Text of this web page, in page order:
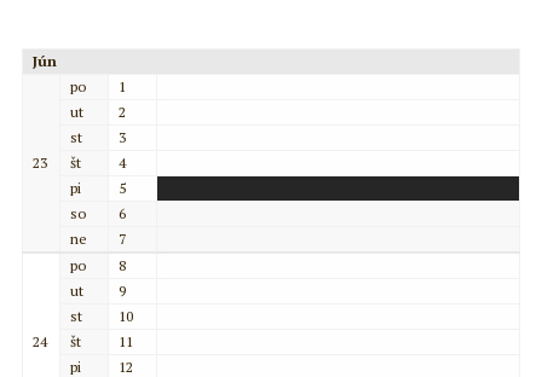
Jún
23
po
1
ut
2
st
3
št
4
pi
5
so
6
ne
7
24
po
8
ut
9
st
10
št
11
pi
12